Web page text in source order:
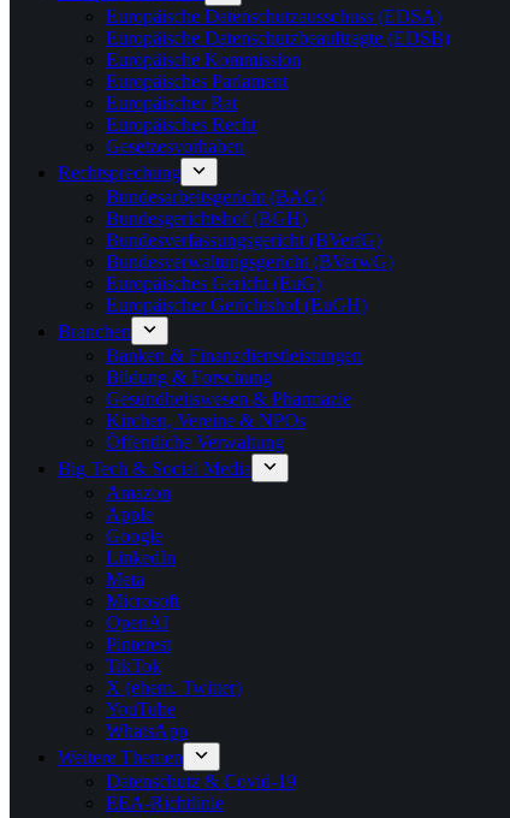
Europäische Datenschutzausschuss (EDSA)
Europäische Datenschutzbeauftragte (EDSB)
Europäische Kommission
Europäisches Parlament
Europäischer Rat
Europäisches Recht
Gesetzesvorhaben
Rechtsprechung
Bundesarbeitsgericht (BAG)
Bundesgerichtshof (BGH)
Bundesverfassungsgericht (BVerfG)
Bundesverwaltungsgericht (BVerwG)
Europäisches Gericht (EuG)
Europäischer Gerichtshof (EuGH)
Branchen
Banken & Finanzdienstleistungen
Bildung & Forschung
Gesundheitswesen & Pharmazie
Kirchen, Vereine & NPOs
Öffentliche Verwaltung
Big Tech & Social Media
Amazon
Apple
Google
LinkedIn
Meta
Microsoft
OpenAI
Pinterest
TikTok
X (ehem. Twitter)
YouTube
WhatsApp
Weitere Themen
Datenschutz & Covid-19
EEA-Richtlinie